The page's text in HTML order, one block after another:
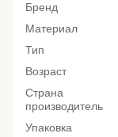
Бренд
Материал
Тип
Возраст
Страна
производитель
Упаковка